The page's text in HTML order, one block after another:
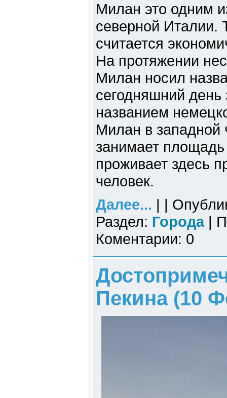
Милан это одним
северной Италии.
считается
На протяжении
Милан носил
сегодняшний день
названием
Милан в западной
занимает
проживает здесь
человек.
Далее... | |
Раздел: Города|
Коментарии: 0
Пекина (10